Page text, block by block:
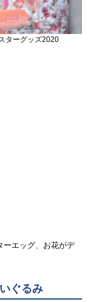
ターグッズ2020
ーエッグ、お花がデ
ぐるみ